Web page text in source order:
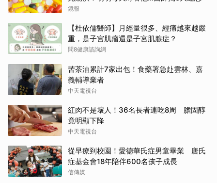
鏡報
【杜依儒醫師】月經量很多、經痛越來越嚴
重，是子宮肌瘤還是子宮肌腺症？
問8健康諮詢網
苦茶油累計7家出包！食藥署急赴雲林、嘉
義輔導業者
中天電視台
紅肉不是壞人！36名長者連吃8周 膽固醇
竟明顯下降
中天電視台
從早療到校園！愛德華氏症男童畢業 唐氏
症基金會18年陪伴600名孩子成長
信傳媒